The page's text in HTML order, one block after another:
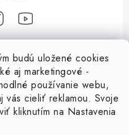
budú uložené cookies
aj marketingové -
používanie webu,
vás cieliť reklamou. Svoje
kliknutím na Nastavenia